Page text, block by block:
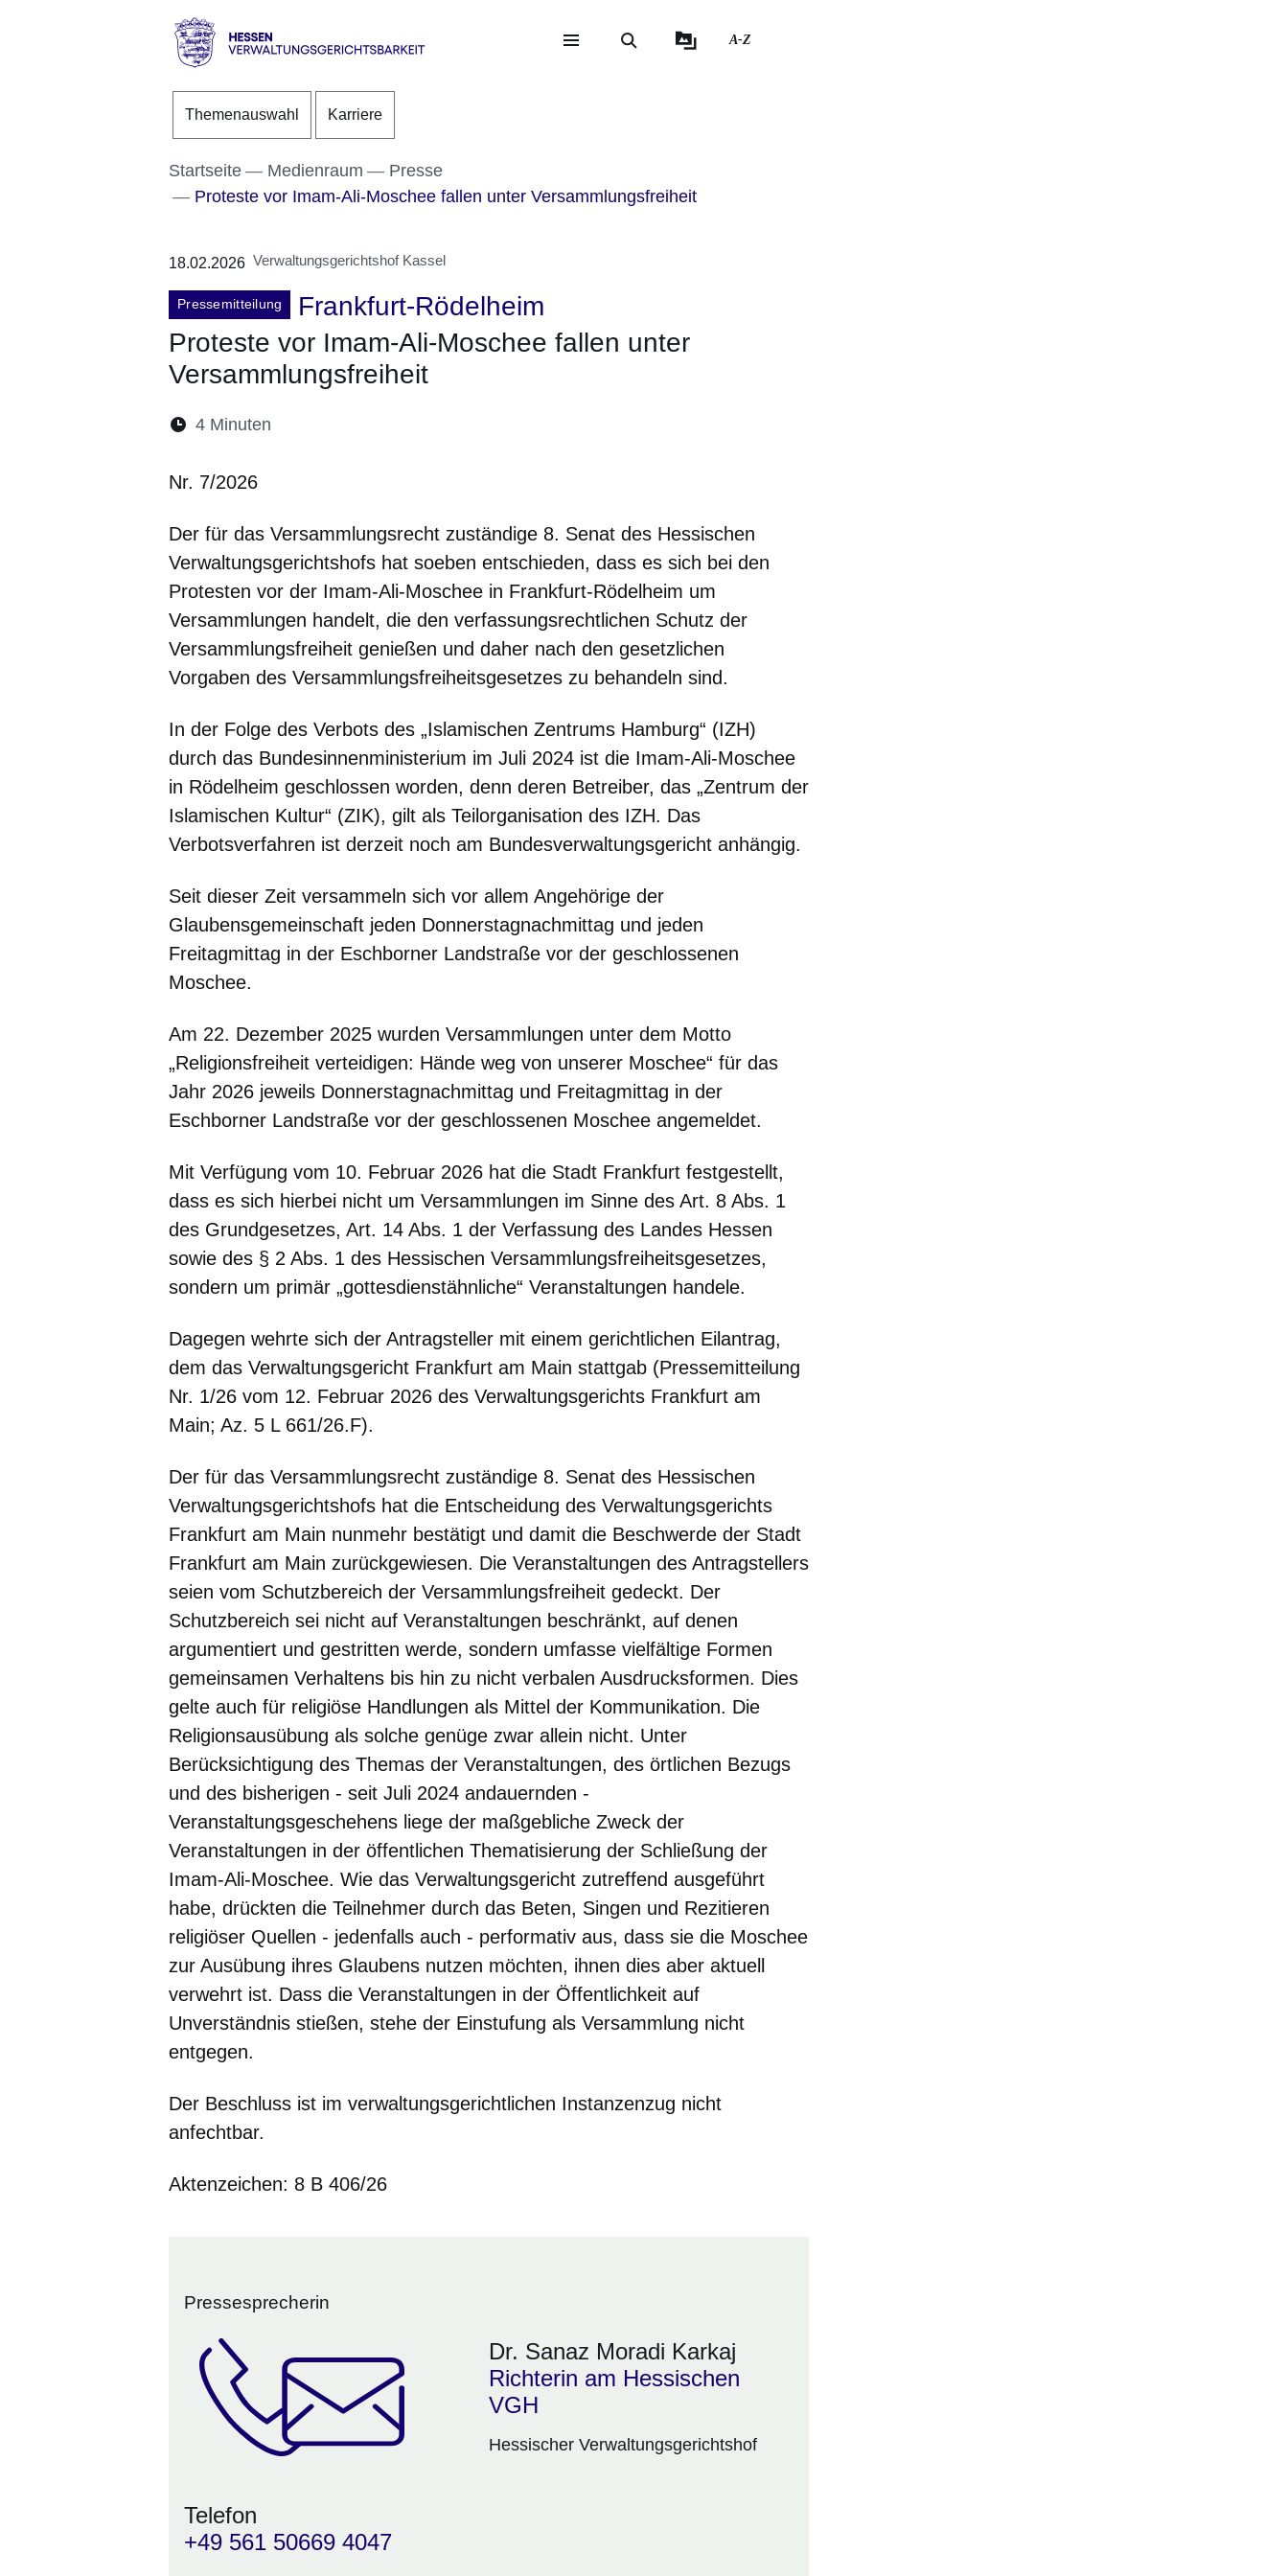
Direkt zum Kopf der Seite
Direkt zum Inhalt
Direkt zum Fuß der Seite
Verwaltungsgerichtsbarkeit
A-Z
Themenauswahl Karriere
Startseite Medienraum
Presse
Proteste vor Imam-Ali-Moschee fallen unter Versammlungsfreiheit
18.02.2026 Verwaltungsgerichtshof Kassel
Pressemitteilung
Frankfurt-Rödelheim
Proteste vor Imam-Ali-Moschee fallen unter
Versammlungsfreiheit
Lesedauer:
4 Minuten
Nr. 7/2026
Der für das Versammlungsrecht zuständige 8. Senat des Hessischen
Verwaltungsgerichtshofs hat soeben entschieden, dass es sich bei den
Protesten vor der Imam-Ali-Moschee in Frankfurt-Rödelheim um
Versammlungen handelt, die den verfassungsrechtlichen Schutz der
Versammlungsfreiheit genießen und daher nach den gesetzlichen
Vorgaben des Versammlungsfreiheitsgesetzes zu behandeln sind.
In der Folge des Verbots des „Islamischen Zentrums Hamburg“ (IZH)
durch das Bundesinnenministerium im Juli 2024 ist die Imam-Ali-Moschee
in Rödelheim geschlossen worden, denn deren Betreiber, das „Zentrum der
Islamischen Kultur“ (ZIK), gilt als Teilorganisation des IZH. Das
Verbotsverfahren ist derzeit noch am Bundesverwaltungsgericht anhängig.
Seit dieser Zeit versammeln sich vor allem Angehörige der
Glaubensgemeinschaft jeden Donnerstagnachmittag und jeden
Freitagmittag in der Eschborner Landstraße vor der geschlossenen
Moschee.
Am 22. Dezember 2025 wurden Versammlungen unter dem Motto
„Religionsfreiheit verteidigen: Hände weg von unserer Moschee“ für das
Jahr 2026 jeweils Donnerstagnachmittag und Freitagmittag in der
Eschborner Landstraße vor der geschlossenen Moschee angemeldet.
Mit Verfügung vom 10. Februar 2026 hat die Stadt Frankfurt festgestellt,
dass es sich hierbei nicht um Versammlungen im Sinne des Art. 8 Abs. 1
des Grundgesetzes, Art. 14 Abs. 1 der Verfassung des Landes Hessen
sowie des § 2 Abs. 1 des Hessischen Versammlungsfreiheitsgesetzes,
sondern um primär „gottesdienstähnliche“ Veranstaltungen handele.
Dagegen wehrte sich der Antragsteller mit einem gerichtlichen Eilantrag,
dem das Verwaltungsgericht Frankfurt am Main stattgab (Pressemitteilung
Nr. 1/26 vom 12. Februar 2026 des Verwaltungsgerichts Frankfurt am
Main; Az. 5 L 661/26.F).
Der für das Versammlungsrecht zuständige 8. Senat des Hessischen
Verwaltungsgerichtshofs hat die Entscheidung des Verwaltungsgerichts
Frankfurt am Main nunmehr bestätigt und damit die Beschwerde der Stadt
Frankfurt am Main zurückgewiesen. Die Veranstaltungen des Antragstellers
seien vom Schutzbereich der Versammlungsfreiheit gedeckt. Der
Schutzbereich sei nicht auf Veranstaltungen beschränkt, auf denen
argumentiert und gestritten werde, sondern umfasse vielfältige Formen
gemeinsamen Verhaltens bis hin zu nicht verbalen Ausdrucksformen. Dies
gelte auch für religiöse Handlungen als Mittel der Kommunikation. Die
Religionsausübung als solche genüge zwar allein nicht. Unter
Berücksichtigung des Themas der Veranstaltungen, des örtlichen Bezugs
und des bisherigen - seit Juli 2024 andauernden -
Veranstaltungsgeschehens liege der maßgebliche Zweck der
Veranstaltungen in der öffentlichen Thematisierung der Schließung der
Imam-Ali-Moschee. Wie das Verwaltungsgericht zutreffend ausgeführt
habe, drückten die Teilnehmer durch das Beten, Singen und Rezitieren
religiöser Quellen - jedenfalls auch - performativ aus, dass sie die Moschee
zur Ausübung ihres Glaubens nutzen möchten, ihnen dies aber aktuell
verwehrt ist. Dass die Veranstaltungen in der Öffentlichkeit auf
Unverständnis stießen, stehe der Einstufung als Versammlung nicht
entgegen.
Der Beschluss ist im verwaltungsgerichtlichen Instanzenzug nicht
anfechtbar.
Aktenzeichen: 8 B 406/26
Pressesprecherin
Dr. Sanaz Moradi Karkaj
Richterin am Hessischen
VGH
Hessischer Verwaltungsgerichtshof
Telefon
+49 561 50669 4047